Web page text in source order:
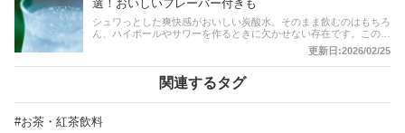
選！おいしいフレーバー付きも
シュワっとした爽快感がおいしい炭酸水。そのまま飲むのはもちろ
ん、ハイボールやサワーを作るときに欠かせない存在です。この記
事では炭酸水の選び方とおすすめ商品をご紹介しています。ウィル
キンソンやサントリーなどの人気メーカーもピックアップしていま
す。記事後半には、通販サイトの人気売れ筋ランキングも。 ぜひ
最後までチェックして、お気に入りの炭酸水を見つけてください
更新日:2026/02/25
関連するタグ
#お茶・紅茶飲料